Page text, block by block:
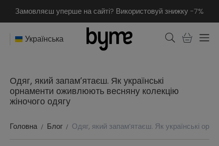
Замовляєш уперше на сайті? Використовуй знижку -7%
Українська
Одяг, який запам’ятаєш. Як українські
орнаменти оживлюють весняну колекцію
жіночого одягу
Головна Блог Одяг, який запам’ятаєш. Як українські